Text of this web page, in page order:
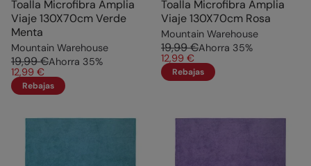
Toalla Microfibra Amplia
Viaje 130X70cm Verde
Menta
Mountain Warehouse
19,99 €Ahorra 35%
12,99 €
Rebajas
Toalla Microfibra Amplia
Viaje 130X70cm Rosa
Mountain Warehouse
19,99 €Ahorra 35%
12,99 €
Rebajas